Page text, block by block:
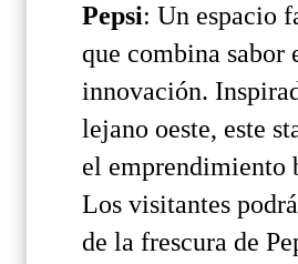
Pepsi: Un espacio
que combina sabor
innovación.
lejano oeste, este
el emprendimiento
Los visitantes
de la frescura de